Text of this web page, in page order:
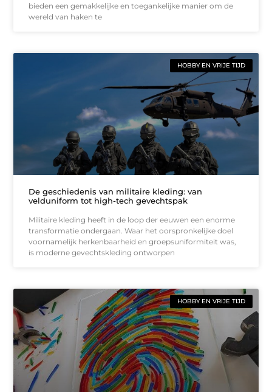
bieden een gemakkelijke en toegankelijke manier om de
wereld van haken te
HOBBY EN VRIJE TIJD
De geschiedenis van militaire kleding: van
velduniform tot high-tech gevechtspak
Militaire kleding heeft in de loop der eeuwen een enorme
transformatie ondergaan. Waar het oorspronkelijke doel
voornamelijk herkenbaarheid en groepsuniformiteit was,
is moderne gevechtskleding ontworpen
HOBBY EN VRIJE TIJD